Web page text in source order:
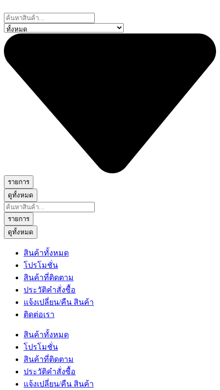
to
content
Search
...
รายการ
ดูทั้งหมด
Search
...
รายการ
ดูทั้งหมด
สินค้าทั้งหมด
โปรโมชั่น
สินค้าที่ติดตาม
ประวัติคำสั่งซื้อ
แจ้งเปลี่ยน/คืน สินค้า
ติดต่อเรา
สินค้าทั้งหมด
โปรโมชั่น
สินค้าที่ติดตาม
ประวัติคำสั่งซื้อ
แจ้งเปลี่ยน/คืน สินค้า